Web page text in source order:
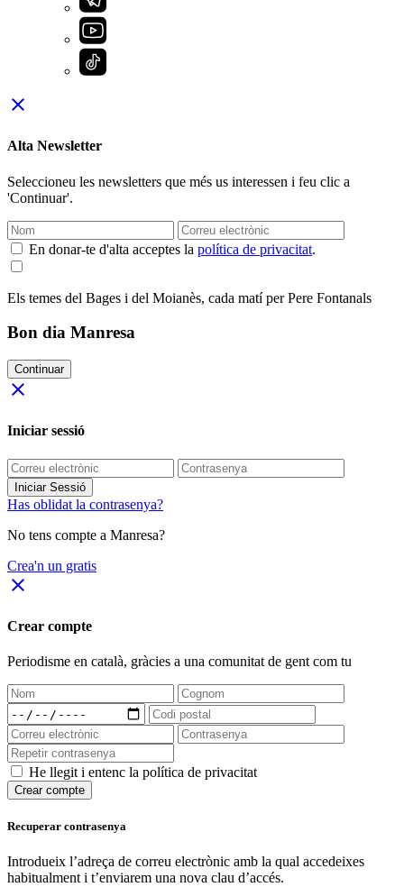
close
Alta Newsletter
Seleccioneu les newsletters que més us interessen i feu clic a
'Continuar'.
En donar-te d'alta acceptes la política de privacitat.
Els temes del Bages i del Moianès, cada matí per Pere Fontanals
Bon dia Manresa
Continuar
close
Iniciar sessió
Iniciar Sessió
Has oblidat la contrasenya?
No tens compte a Manresa?
Crea'n un gratis
close
Crear compte
Periodisme en català, gràcies a una comunitat de gent com tu
He llegit i entenc la política de privacitat
Crear compte
Recuperar contrasenya
Introdueix l’adreça de correu electrònic amb la qual accedeixes
habitualment i t’enviarem una nova clau d’accés.